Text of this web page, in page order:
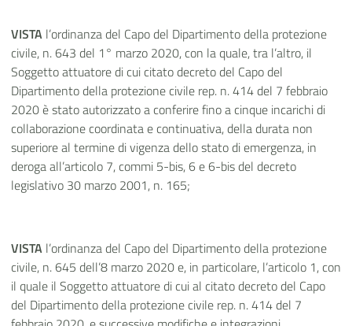
VISTA l’ordinanzadel Capo del Dipartimento della protezione
civile, n. 643 del 1° marzo 2020, con la quale, tra l’altro, il
Soggetto attuatore di cui citato decreto del Capo del
Dipartimento della protezione civile rep. n. 414 del 7 febbraio
2020 è stato autorizzato a conferire fino a cinque incarichi di
collaborazione coordinata e continuativa, della durata non
superiore al termine di vigenza dello stato di emergenza, in
deroga all’articolo 7, commi 5-bis, 6 e 6-bis del decreto
legislativo 30 marzo 2001, n. 165;
VISTA l’ordinanza del Capo del Dipartimento della protezione
civile, n. 645 dell’8 marzo 2020 e, in particolare, l’articolo 1, con
il quale il Soggetto attuatore di cui al citato decreto del Capo
del Dipartimento della protezione civile rep. n. 414 del 7